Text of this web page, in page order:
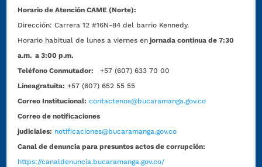
Horario de Atención CAME (Norte):
Dirección:Carrera 12 #16N-84 del barrio Kennedy.
Horario habitual de lunes a viernes en jornada continua de 7:30
a.m. a 3:00 p.m.
Teléfono Conmutador:
+57 (607) 633 70 00
Líneagratuita: +57 (607) 652 55 55
Correo Institucional: contactenos@bucaramanga.gov.co
Correo de notificaciones
judiciales: notificaciones@bucaramanga.gov.co
Canal de denuncia para presuntos actos de corrupción:
https://canaldenuncia.bucaramanga.gov.co/